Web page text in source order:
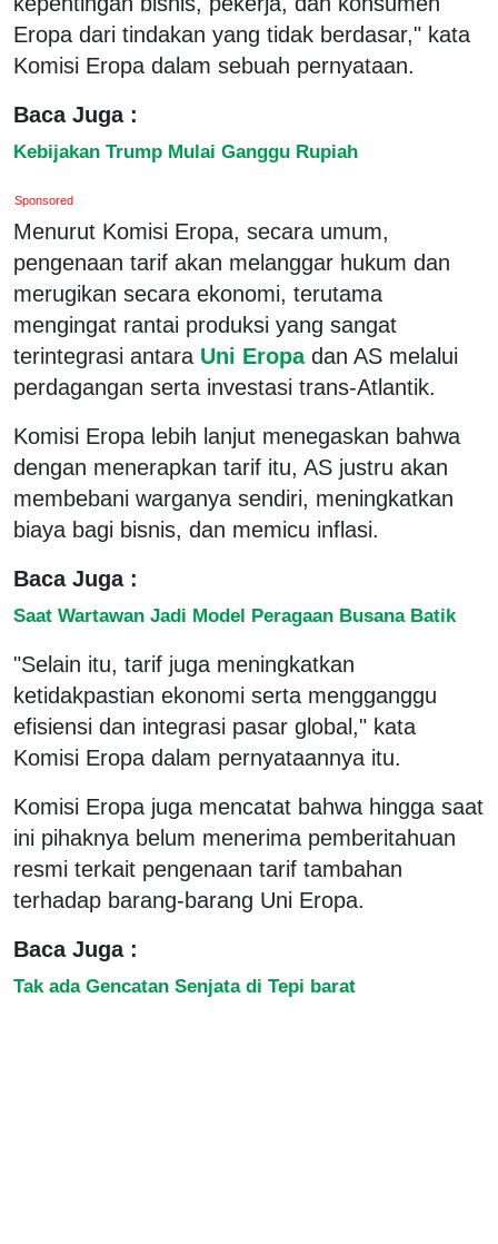
Eropa dari tindakan yang tidak berdasar," kata
Komisi Eropa dalam sebuah pernyataan.
Baca Juga :
Kebijakan Trump Mulai Ganggu Rupiah
Sponsored
Menurut Komisi Eropa, secara umum,
pengenaan tarif akan melanggar hukum dan
merugikan secara ekonomi, terutama
mengingat rantai produksi yang sangat
terintegrasi antara Uni Eropa dan AS melalui
perdagangan serta investasi trans-Atlantik.
Komisi Eropa lebih lanjut menegaskan bahwa
dengan menerapkan tarif itu, AS justru akan
membebani warganya sendiri, meningkatkan
biaya bagi bisnis, dan memicu inflasi.
Baca Juga :
Saat Wartawan Jadi Model Peragaan Busana Batik
"Selain itu, tarif juga meningkatkan
ketidakpastian ekonomi serta mengganggu
efisiensi dan integrasi pasar global," kata
Komisi Eropa dalam pernyataannya itu.
Komisi Eropa juga mencatat bahwa hingga saat
ini pihaknya belum menerima pemberitahuan
resmi terkait pengenaan tarif tambahan
terhadap barang-barang Uni Eropa.
Baca Juga :
Tak ada Gencatan Senjata di Tepi barat